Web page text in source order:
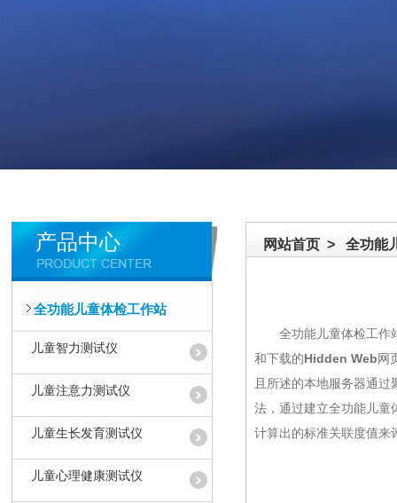
产品中心
全功能儿童体检工作站
儿童智力测试仪
儿童注意力测试仪
儿童生长发育测试仪
儿童心理健康测试仪
网站首页 > 全功能
全功能儿童体检工作
和下载的Hidden Web网
且所述的本地服务器通
法，通过建立全功能儿童
计算出的标准关联度值来